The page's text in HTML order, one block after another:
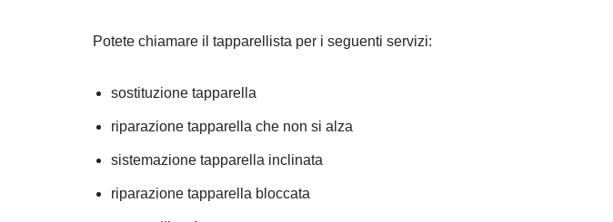
Potete chiamare il tapparellista per i seguenti servizi:
sostituzione tapparella
riparazione tapparella che non si alza
sistemazione tapparella inclinata
riparazione tapparella bloccata